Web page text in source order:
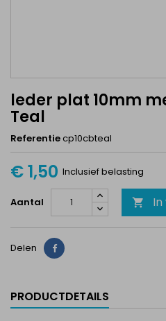
leder plat 10mm
Teal
Referentiecp10cbteal
€ 1,50 Inclusief belasting
Aantal 
Delen Delen
PRODUCTDETAILS